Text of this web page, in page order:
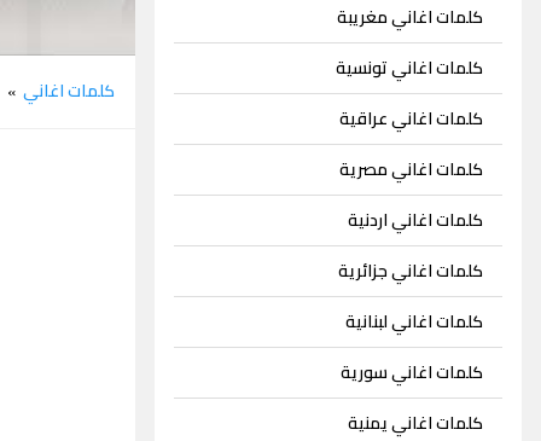
كلمات اغاني مغريبة
كلمات اغاني تونسية
كلمات اغاني عراقية
كلمات اغاني مصرية
كلمات اغاني اردنية
كلمات اغاني جزائرية
كلمات اغاني لبنانية
كلمات اغاني سورية
كلمات اغاني يمنية
كلمات اغاني »